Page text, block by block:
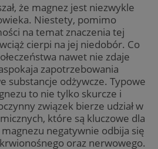
że magnez jest niezwykle
Niestety, pomimo
na temat znaczenia tej
cierpi na jej niedobór. Co
nawet nie zdaje
zapotrzebowania
substancje odżywcze. Typowe
to nie tylko skurcze i
związek bierze udział w
które są kluczowe dla
negatywnie odbija się
oraz nerwowego.